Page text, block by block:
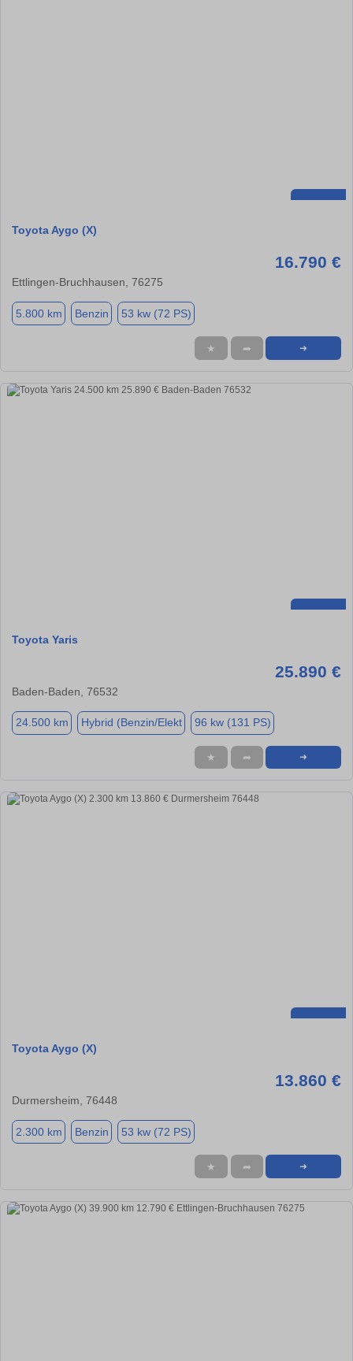
Toyota Aygo (X)
16.790 €
Ettlingen-Bruchhausen, 76275
5.800 km Benzin 53 kw (72 PS)
★ ➦ ➜
Toyota Yaris
25.890 €
Baden-Baden, 76532
24.500 km Hybrid (Benzin/Elekt 96 kw (131 PS)
★ ➦ ➜
Toyota Aygo (X)
13.860 €
Durmersheim, 76448
2.300 km Benzin 53 kw (72 PS)
★ ➦ ➜